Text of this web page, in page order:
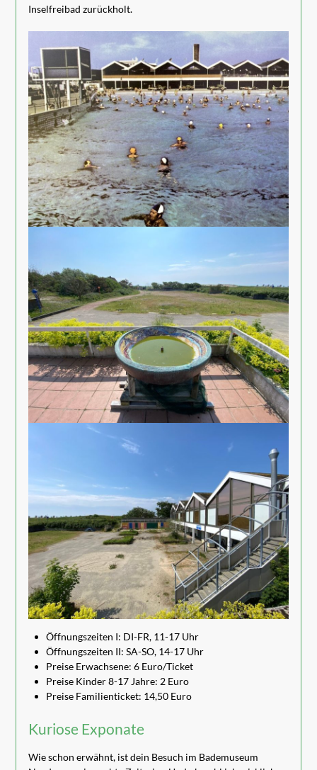
Inselfreibad zurückholt.
Öffnungszeiten I: DI-FR, 11-17 Uhr
Öffnungszeiten II: SA-SO, 14-17 Uhr
Preise Erwachsene: 6 Euro/Ticket
Preise Kinder 8-17 Jahre: 2 Euro
Preise Familienticket: 14,50 Euro
Kuriose Exponate
Wie schon erwähnt, ist dein Besuch im Bademuseum